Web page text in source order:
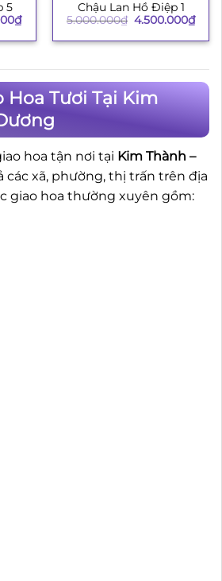
5
₫Giá
hiện
tại
Chậu Lan Hồ Điệp 1
5.000.000₫ Giá
là:
4.500.000₫Giá
hiện
tại
Hoa Tươi Tại Kim
hoa tận nơi tại Kim Thành –
các xã, phường, thị trấn trên địa
giao hoa thường xuyên gồm: